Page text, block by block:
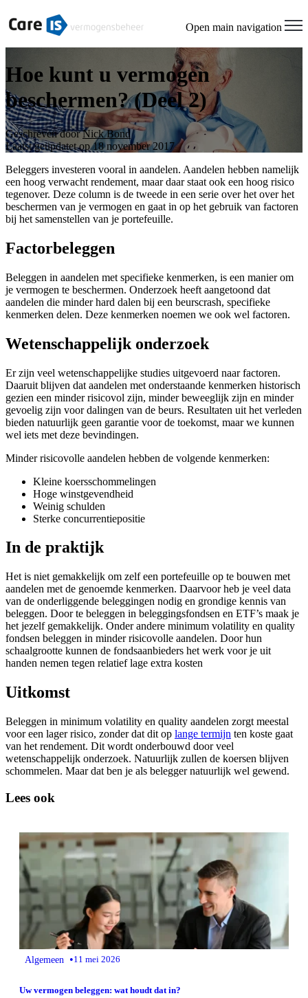
Open main navigation
Hoe kunt u vermogen
beschermen? (Deel 2)
Geschreven doorNick Bond
Laatst geüpdatet op 18 november 2017
Beleggers investeren vooral in aandelen. Aandelen hebben namelijk
een hoog verwacht rendement, maar daar staat ook een hoog risico
tegenover. Deze column is de tweede in een serie over het over het
beschermen van je vermogen en gaat in op het gebruik van factoren
bij het samenstellen van je portefeuille.
Factorbeleggen
Beleggen in aandelen met specifieke kenmerken, is een manier om
je vermogen te beschermen. Onderzoek heeft aangetoond dat
aandelen die minder hard dalen bij een beurscrash, specifieke
kenmerken delen. Deze kenmerken noemen we ook wel factoren.
Wetenschappelijk onderzoek
Er zijn veel wetenschappelijke studies uitgevoerd naar factoren.
Daaruit blijven dat aandelen met onderstaande kenmerken historisch
gezien een minder risicovol zijn, minder beweeglijk zijn en minder
gevoelig zijn voor dalingen van de beurs. Resultaten uit het verleden
bieden natuurlijk geen garantie voor de toekomst, maar we kunnen
wel iets met deze bevindingen.
Minder risicovolle aandelen hebben de volgende kenmerken:
Kleine koersschommelingen
Hoge winstgevendheid
Weinig schulden
Sterke concurrentiepositie
In de praktijk
Het is niet gemakkelijk om zelf een portefeuille op te bouwen met
aandelen met de genoemde kenmerken. Daarvoor heb je veel data
van de onderliggende beleggingen nodig en grondige kennis van
beleggen. Door te beleggen in beleggingsfondsen en ETF’s maak je
het jezelf gemakkelijk. Onder andere minimum volatility en quality
fondsen beleggen in minder risicovolle aandelen. Door hun
schaalgrootte kunnen de fondsaanbieders het werk voor je uit
handen nemen tegen relatief lage extra kosten
Uitkomst
Beleggen in minimum volatility en quality aandelen zorgt meestal
voor een lager risico, zonder dat dit op lange termijn ten koste gaat
van het rendement. Dit wordt onderbouwd door veel
wetenschappelijk onderzoek. Natuurlijk zullen de koersen blijven
schommelen. Maar dat ben je als belegger natuurlijk wel gewend.
Lees ook
Algemeen •11 mei 2026
Uw vermogen beleggen: wat houdt dat in?